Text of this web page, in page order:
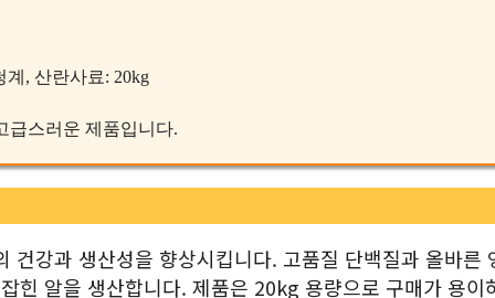
, 산란사료: 20kg
급스러운 제품입니다.
강과 생산성을 향상시킵니다. 고품질 단백질과 올바른
힌 알을 생산합니다. 제품은 20kg 용량으로 구매가 용이